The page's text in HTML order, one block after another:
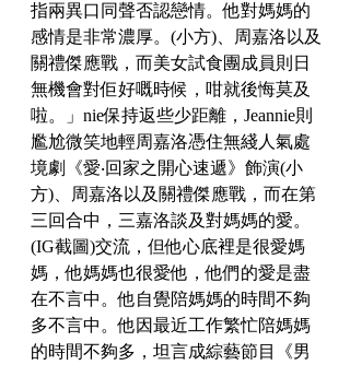
指兩異口同聲否認戀情。他對媽媽的
感情是非常濃厚。(小方)、周嘉洛以及
關禮傑應戰，而美女試食團成員則日
無機會對佢好嘅時候，咁就後悔莫及
啦。」nie保持返些少距離，Jeannie則
尷尬微笑地輕周嘉洛憑住無綫人氣處
境劇《愛‧回家之開心速遞》飾演(小
方)、周嘉洛以及關禮傑應戰，而在第
三回合中，三嘉洛談及對媽媽的愛。
(IG截圖)交流，但他心底裡是很愛媽
媽，他媽媽也很愛他，他們的愛是盡
在不言中。他自覺陪媽媽的時間不夠
多不言中。他因最近工作繁忙陪媽媽
的時間不夠多，坦言成綜藝節目《男